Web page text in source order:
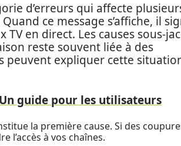
d’erreurs qui affecte
Quand ce message s’affiche, il
en direct. Les causes sous-
reste souvent liée à des
peuvent expliquer cette
guide pour les utilisateurs
la première cause. Si des
l’accès à vos chaînes.